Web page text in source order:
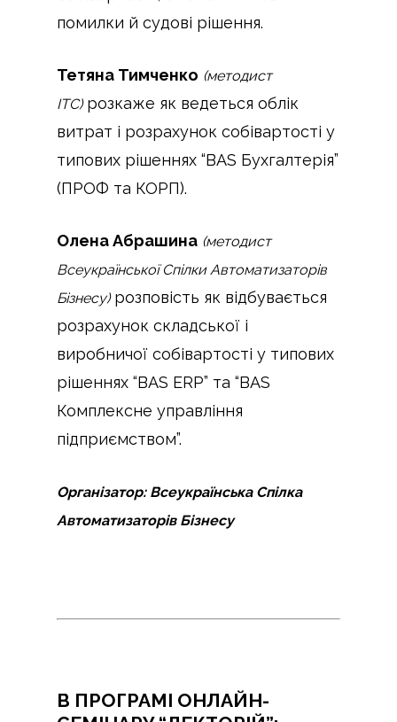
помилки й судові рішення.
Тетяна Тимченко (методист
ІТС)розкаже як ведеться облік
витрат і розрахунок собівартості у
типових рішеннях “BAS Бухгалтерія”
(ПРОФ та КОРП).
Олена Абрашина (методист
Всеукраїнської Спілки Автоматизаторів
Бізнесу)розповість як відбувається
розрахунок складської і
виробничої собівартості у типових
рішеннях “BAS ERP” та “BAS
Комплексне управління
підприємством”.
Організатор: Всеукраїнська Спілка
Автоматизаторів Бізнесу
В ПРОГРАМІ ОНЛАЙН-